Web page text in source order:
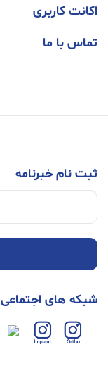
اکانت کاربری
تماس با ما
ثبت نام خبرنامه
شبکه های اجتماعی